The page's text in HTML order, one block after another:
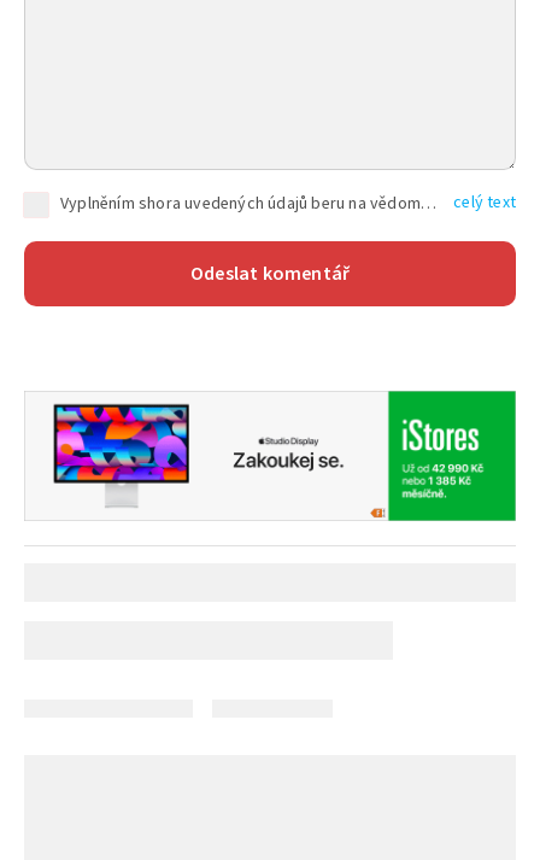
Vyplněním shora uvedených údajů beru na vědomí, že společnost TEXT FACTORY s.r.o., sídlem Brno, Durďákova 336/29, Černá Pole, PSČ: 613 00, IČ: 06157831, zapsané u Krajského soudu v Brně, oddíl C, vložka 100399, bude zpracovávat mé osobní údaje uvedené v rámci mnou vyplněného registračního formuláře na základě oprávněných zájmů TEXT FACTORY s.r.o. dle čl. 6 odst. 1 písm. f) GDPR a pro splnění právních povinností (čl. 6 odst. 1 písm. c) GDPR), a to pro tyto účely: nezbytnost zajistit oprávnění návštěvníka webových stránek provozovaných společností TEXT FACTORY s.r.o. přispívat aktivně ke zveřejněným článkům nebo v rámci diskusních fór a výkon práv TEXT FACTORY s.r.o. jako administrátora těchto diskusních fór. Více informací o zpracování osobních údajů a právech lze nalézt v celý text